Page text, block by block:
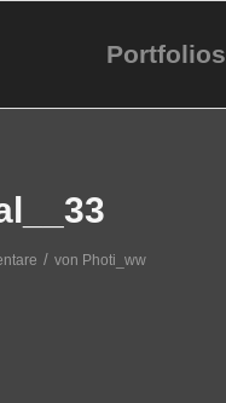
Portfolios
/ von Photi_ww